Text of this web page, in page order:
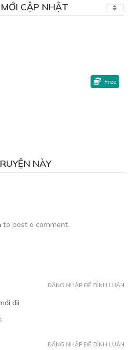
CẬP NHẬT
Free
NÀY
to post a comment.
đii
ĐĂNG NHẬP ĐỂ BÌNH LUẬN
ĐĂNG NHẬP ĐỂ BÌNH LUẬN